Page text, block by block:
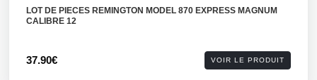
LOT DE PIECES REMINGTON MODEL 870 EXPRESS MAGNUM
CALIBRE 12
37.90€ VOIR LE PRODUIT